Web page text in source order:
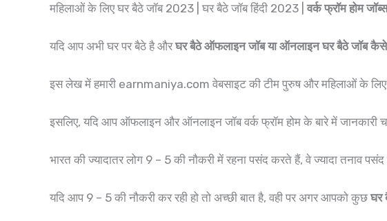
महिलाओं के लिए घर बैठे जॉब 2023 | घर बैठे जॉब हिंदी 2023 | वर्क फ्रॉम होम
यदि आप अभी घर पर बैठे है औरघर बैठे ऑफलाइन जॉब या ऑनलाइन घर बैठे जॉब कैसे
इस लेख में हमारी earnmaniya.com वेबसाइट की टीम पुरुष और महिलाओं के लिए
इसलिए, यदि आप ऑफलाइन और ऑनलाइन जॉब वर्क फ्रॉम होम के बारे में जानकारी
भारत की ज्यादातर लोग 9 – 5 की नौकरी में रहना पसंद करते हैं, वे ज्यादा तनाव
यदि आप 9 – 5 की नौकरी कर रही हो तो अच्छी बात है, वही पर अगर आपको कुछ घर